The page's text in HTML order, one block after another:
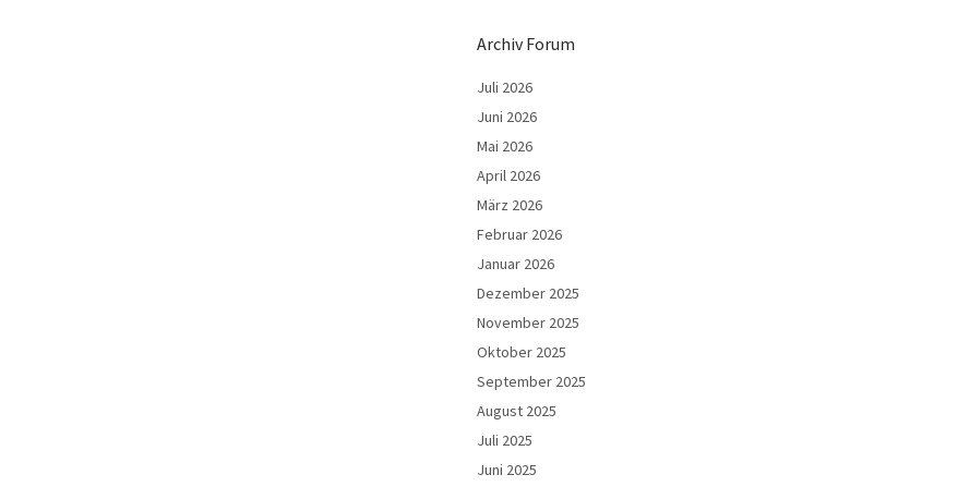
Archiv Forum
Juli 2026
Juni 2026
Mai 2026
April 2026
März 2026
Februar 2026
Januar 2026
Dezember 2025
November 2025
Oktober 2025
September 2025
August 2025
Juli 2025
Juni 2025